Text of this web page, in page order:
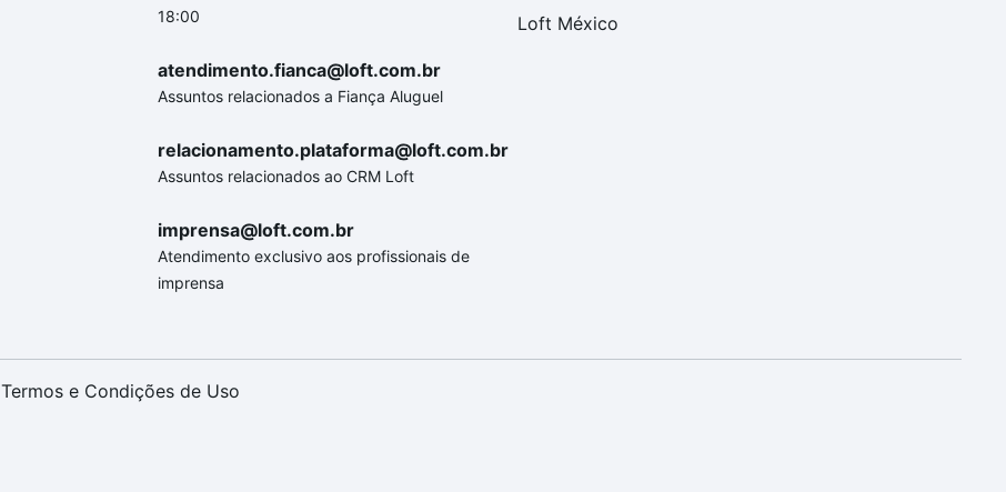
18:00
atendimento.fianca@loft.com.br
Assuntos relacionados a Fiança Aluguel
relacionamento.plataforma@loft.com.br
Assuntos relacionados ao CRM Loft
imprensa@loft.com.br
Atendimento exclusivo aos profissionais de
imprensa
Loft México
Termos e Condições de Uso